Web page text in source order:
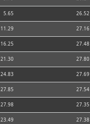
5.65 26.52
11.29 27.16
16.25 27.48
21.30 27.80
24.83 27.69
27.85 27.54
27.98 27.35
23.49 27.38